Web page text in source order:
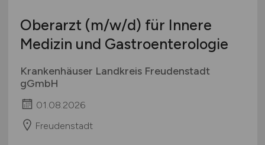
Oberarzt (m/w/d) für Innere
Medizin und Gastroenterologie
Krankenhäuser Landkreis Freudenstadt
gGmbH
01.08.2026
Freudenstadt